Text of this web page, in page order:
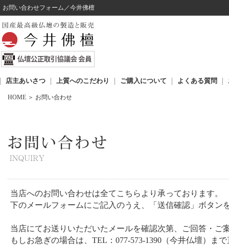
お問い合わせフォーム／今井佛檀
店主あいさつ 上質へのこだわり ご購入について よくある質問
HOME ＞ お問い合わせ
当店へのお問い合わせは全てこちらより承っております。
下のメールフォームにご記入のうえ、「送信確認」ボタン
当店にてお送りいただいたメールを確認次第、ご回答・
もしお急ぎの場合は、TEL：077-573-1390（今井仏壇）ま